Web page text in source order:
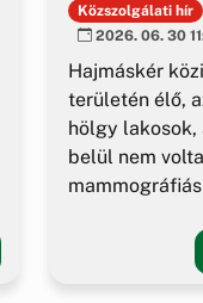
Közszolgálati hír
2026. 06. 30
Hajmáskér
területén élő,
hölgy lakosok,
belül nem